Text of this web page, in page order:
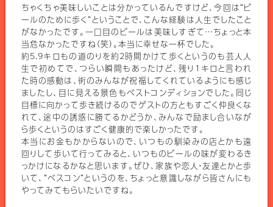
ちゃくちゃ美味しいことは分かっているんですけど、今回は“ビ
ールのために歩く”ということで、こんな経験は人生でしたこと
がなかったです。一口目のビールは美味しすぎて…ちょっと本
当危なかったですね（笑）。本当に幸せな一杯でした。
約5.9キロもの道のりを約2時間かけて歩くというのも芸人人
生で初めてで、つらい瞬間もあったけど、残り1キロと言われ
た時の感動は、街のみんなが祝福してくれているようにも感じ
ましたし、目に見える景色もベストコンディションでした。同じ
目標に向かって歩き続けるのでゲストの方ともすごく仲良くな
れて、途中の誘惑に勝てるかどうか、みんなで励まし合いなが
ら歩くというのはすごく健康的で楽しかったです。
本当にお金もかからないので、いつもの馴染みの店とかも遠
回りして歩いて行ってみると、いつものビールの味が変わるき
っかけになるかなと思います。ぜひ、家族や恋人・友達とかと歩
いて、“ベスコン”というのを、ちょっと意識しながら皆さんにも
やってみてもらいたいですね。